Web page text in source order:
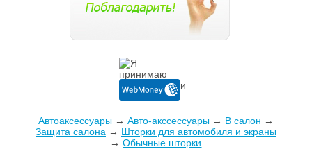
Автоаксессуары→ Авто-акссессуары→ В салон →
Защита салона → Шторки для автомобиля и экраны
→Обычные шторки